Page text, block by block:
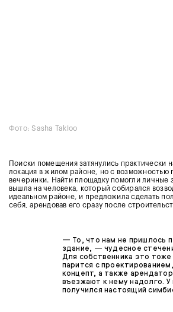
Фото: Sasha Takloo
Поиски помещения затянулись практически
локация в жилом районе, но с возможностью
вечеринки. Найти площадку помогли личные
вышла на человека, который собирался
идеальном районе, и предложила сделать
себя, арендовав его сразу после
— То, что нам не пришлось
здание, — чудесное
Для собственника это
парится с
концепт, а также
въезжают к нему надолго.
получился настоящий